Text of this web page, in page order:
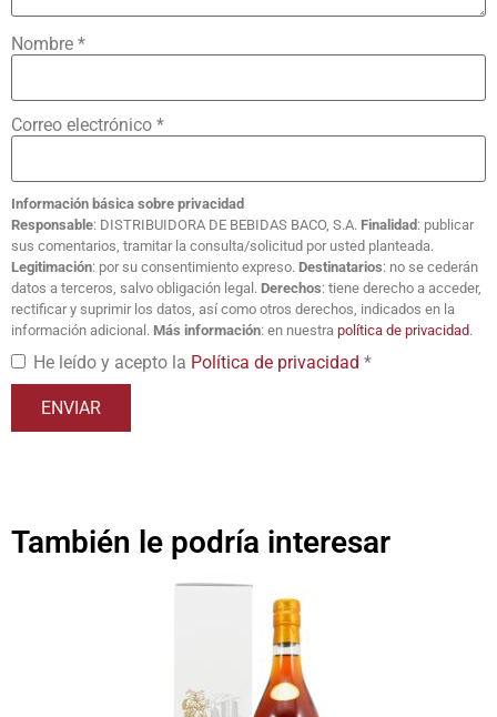
Nombre *
Correo electrónico *
Información básica sobre privacidad
Responsable: DISTRIBUIDORA DE BEBIDAS BACO, S.A. Finalidad: publicar
sus comentarios, tramitar la consulta/solicitud por usted planteada.
Legitimación: por su consentimiento expreso. Destinatarios: no se cederán
datos a terceros, salvo obligación legal. Derechos: tiene derecho a acceder,
rectificar y suprimir los datos, así como otros derechos, indicados en la
información adicional. Más información: en nuestra política de privacidad.
He leído y acepto la Política de privacidad *
También le podría interesar